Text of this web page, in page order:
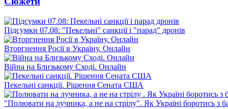
Підсумки 07.08: "Пекельні" санкції і "парад" дронів
Вторгнення Росії в Україну. Онлайн
Війна на Близькому Сході. Онлайн
Пекельні санкції. Рішення Сената США
"Полювати на лучника, а не на стрілу". Як Україні боротись з